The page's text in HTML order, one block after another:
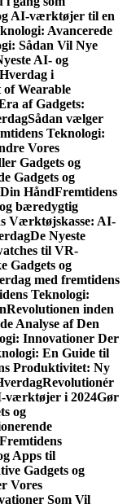
AI-værktøjer til en
Avancerede
Sådan Vil Nye
AI- og
i
Wearable
af Gadgets:
Sådan vælger
Teknologi:
Vores
Gadgets og
Gadgets og
HåndFremtidens
bæredygtig
Værktøjskasse: AI-
De Nyeste
til VR-
Gadgets og
med fremtidens
Teknologi:
Revolutionen inden
Analyse af Den
Innovationer Der
En Guide til
Produktivitet: Ny
Revolutionér
værktøjer i 2024Gør
og
Fremtidens
Apps til
Gadgets og
Vores
Som Vil